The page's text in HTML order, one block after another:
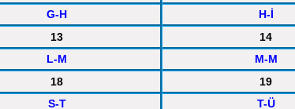
G-H H-İ
13 14
L-M M-M
18 19
S-T T-Ü